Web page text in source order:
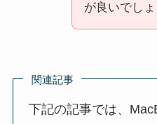
が良いでしょ
関連記事
下記の記事では、